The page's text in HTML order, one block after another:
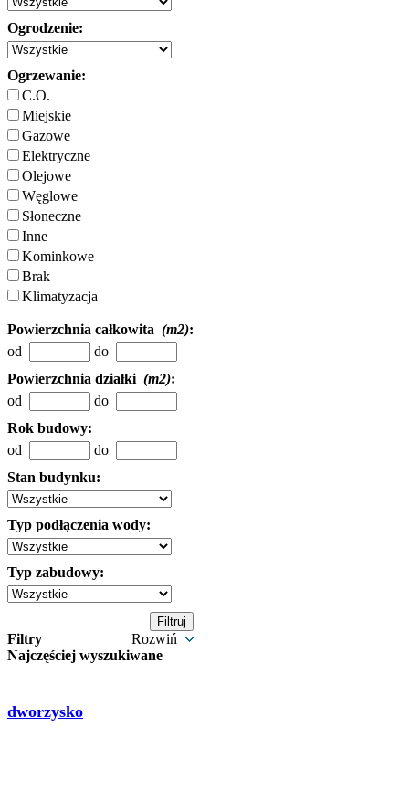
Ogrodzenie:
Ogrzewanie:
C.O.
Miejskie
Gazowe
Elektryczne
Olejowe
Węglowe
Słoneczne
Inne
Kominkowe
Brak
Klimatyzacja
Powierzchnia całkowita (m2):
od
do
Powierzchnia działki (m2):
od
do
Rok budowy:
od
do
Stan budynku:
Typ podłączenia wody:
Typ zabudowy:
Filtry
Rozwiń
Najczęściej wyszukiwane
dworzysko